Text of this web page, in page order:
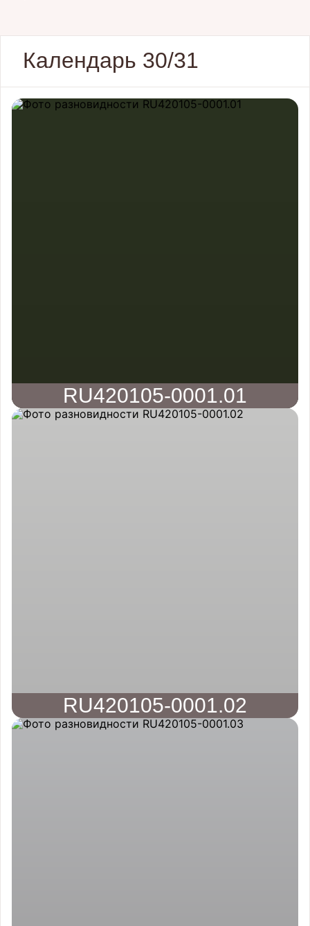
Календарь 30/31
RU420105-0001.01
RU420105-0001.02